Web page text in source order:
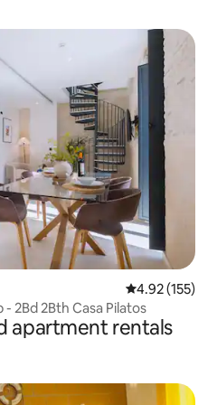
4.92 out of 5
4.92 (155)
2Bd 2Bth Casa Pilatos
apartment rentals